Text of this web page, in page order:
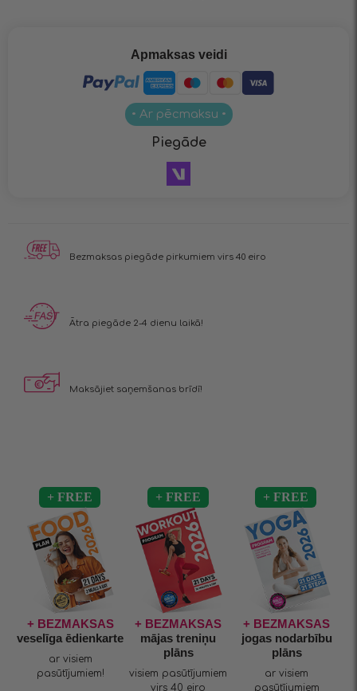
Apmaksas veidi
• Ar pēcmaksu •
Piegāde
Bezmaksas piegāde pirkumiem virs 40 eiro
Ātra piegāde 2-4 dienu laikā!
Maksājiet saņemšanas brīdī!
+ BEZMAKSAS
veselīga ēdienkarte
ar visiem
pasūtījumiem!
+ BEZMAKSAS
mājas treniņu
plāns
visiem pasūtījumiem
virs 40 eiro
+ BEZMAKSAS
jogas nodarbību
plāns
ar visiem
pasūtījumiem